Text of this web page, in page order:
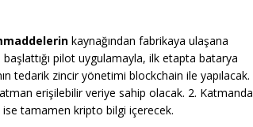
kaynağından fabrikaya ulaşana
pilot uygulamayla, ilk etapta batarya
tedarik zincir yönetimi blockchain ile yapılacak.
erişilebilir veriye sahip olacak. 2. Katmanda
tamamen kripto bilgi içerecek.